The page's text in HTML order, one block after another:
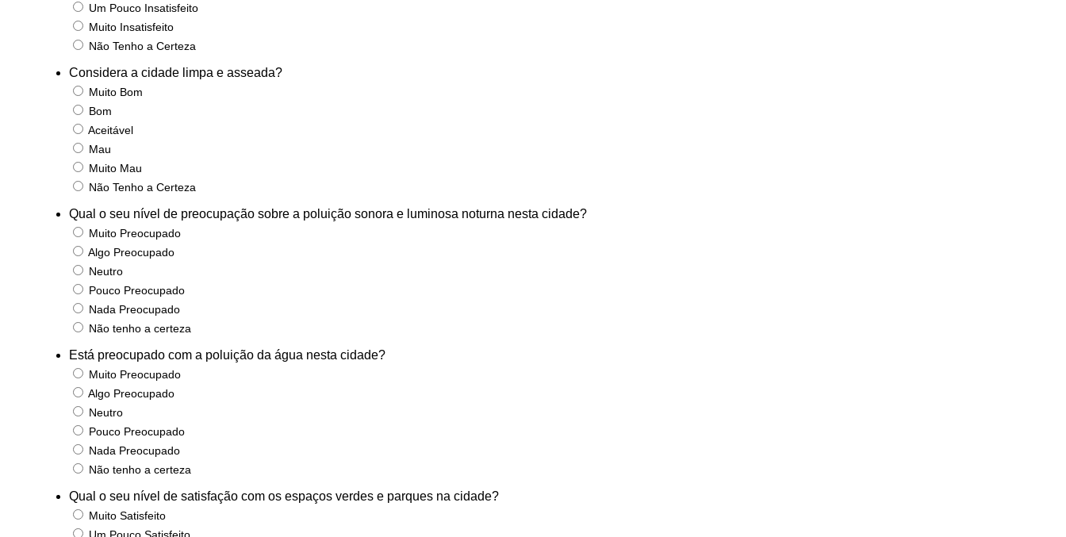
Um Pouco Insatisfeito
Muito Insatisfeito
Não Tenho a Certeza
Considera a cidade limpa e asseada?
Muito Bom
Bom
Aceitável
Mau
Muito Mau
Não Tenho a Certeza
Qual o seu nível de preocupação sobre a poluição sonora e luminosa noturna nesta cidade?
Muito Preocupado
Algo Preocupado
Neutro
Pouco Preocupado
Nada Preocupado
Não tenho a certeza
Está preocupado com a poluição da água nesta cidade?
Muito Preocupado
Algo Preocupado
Neutro
Pouco Preocupado
Nada Preocupado
Não tenho a certeza
Qual o seu nível de satisfação com os espaços verdes e parques na cidade?
Muito Satisfeito